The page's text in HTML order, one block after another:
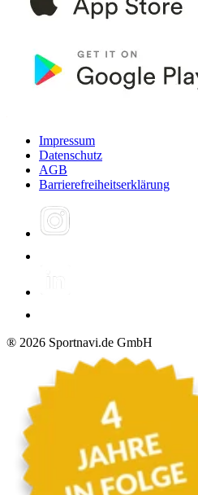
Impressum
Datenschutz
AGB
Barrierefreiheitserklärung
® 2026 Sportnavi.de GmbH